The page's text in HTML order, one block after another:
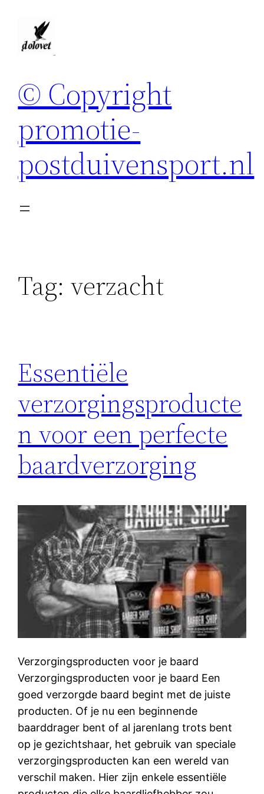
© Copyright
promotie-
postduivensport.nl
Tag: verzacht
Essentiële
verzorgingsproducte
n voor een perfecte
baardverzorging
Verzorgingsproducten voor je baard
Verzorgingsproducten voor je baard Een
goed verzorgde baard begint met de juiste
producten. Of je nu een beginnende
baarddrager bent of al jarenlang trots bent
op je gezichtshaar, het gebruik van speciale
verzorgingsproducten kan een wereld van
verschil maken. Hier zijn enkele essentiële